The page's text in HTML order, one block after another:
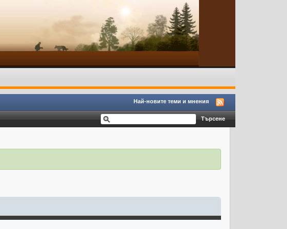
Най-новите теми и мнения